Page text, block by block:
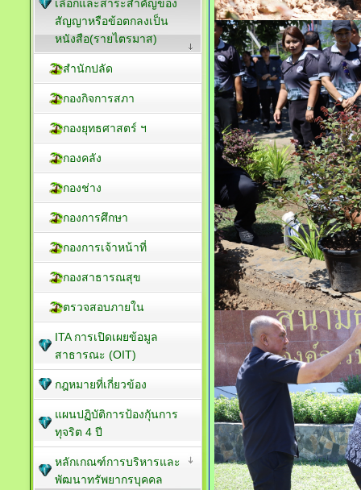
เลือกและสาระสำคัญของ
สัญญาหรือข้อตกลงเป็น
หนังสือ(รายไตรมาส)
สำนักปลัด
กองกิจการสภา
กองยุทธศาสตร์ ฯ
กองคลัง
กองช่าง
กองการศึกษา
กองการเจ้าหน้าที่
กองสาธารณสุข
ตรวจสอบภายใน
ITA การเปิดเผยข้อมูล
สาธารณะ (OIT)
กฎหมายที่เกี่ยวข้อง
แผนปฏิบัติการป้องกัุนการ
ทุจริต 4 ปี
หลักเกณฑ์การบริหารและ
พัฒนาทรัพยากรบุคคล